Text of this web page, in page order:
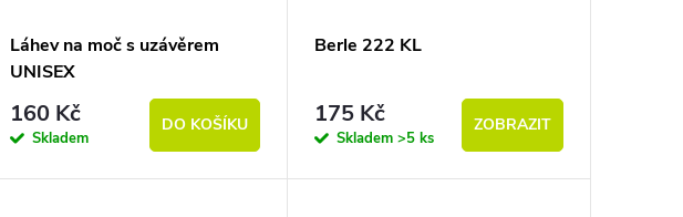
Láhev na moč s uzávěrem
UNISEX
160 Kč
Skladem
DO KOŠÍKU
Berle 222 KL
175 Kč
Skladem >5 ks
ZOBRAZIT